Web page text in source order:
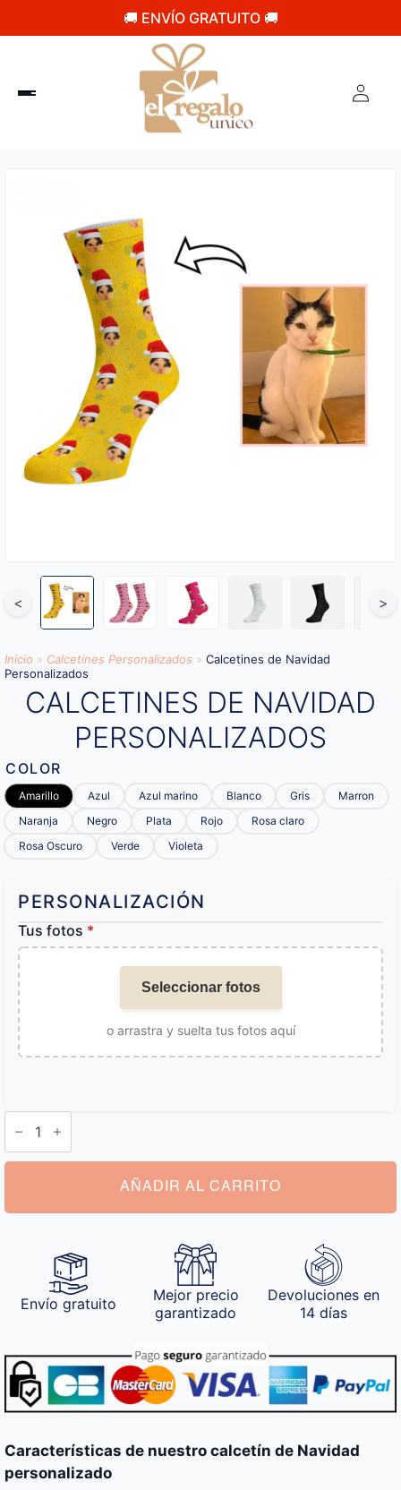
🚚 ENVÍO GRATUITO 🚚
< >
Inicio » Calcetines Personalizados » Calcetines de Navidad
Personalizados
CALCETINES DE NAVIDAD
PERSONALIZADOS
COLOR
Amarillo Azul Azul marino Blanco Gris
Marron
Naranja
Negro Plata Rojo
Rosa claro
Rosa Oscuro
Verde Violeta
PERSONALIZACIÓN
Tus fotos *
Seleccionar fotos
o arrastra y suelta tus fotos aquí
Calcetines
de
Navidad
Personalizados
AÑADIR AL CARRITO
Envío gratuito
Mejor precio
garantizado
Devoluciones en
14 días
Características de nuestro calcetín de Navidad
personalizado